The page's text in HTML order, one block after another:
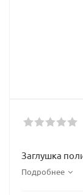
Заглушка
Подробнее